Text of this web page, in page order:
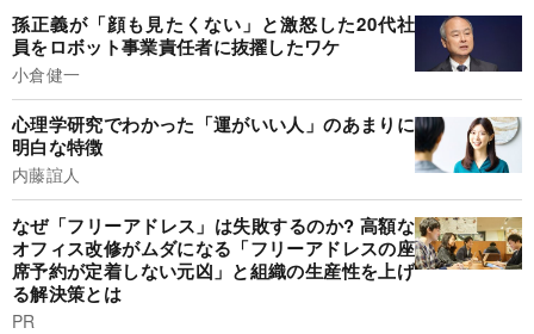
孫正義が「顔も見たくない」と激怒した20代社
員をロボット事業責任者に抜擢したワケ
小倉健一
心理学研究でわかった「運がいい人」のあまりに
明白な特徴
内藤誼人
なぜ「フリーアドレス」は失敗するのか? 高額な
オフィス改修がムダになる「フリーアドレスの座
席予約が定着しない元凶」と組織の生産性を上げ
る解決策とは
PR